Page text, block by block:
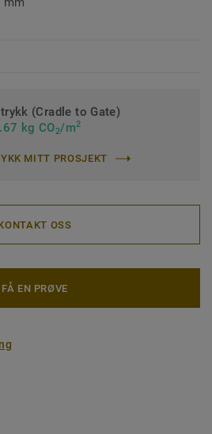
(Cradle to Gate)
kg CO2/m2
MITT PROSJEKT
OSS
FÅ EN PRØVE